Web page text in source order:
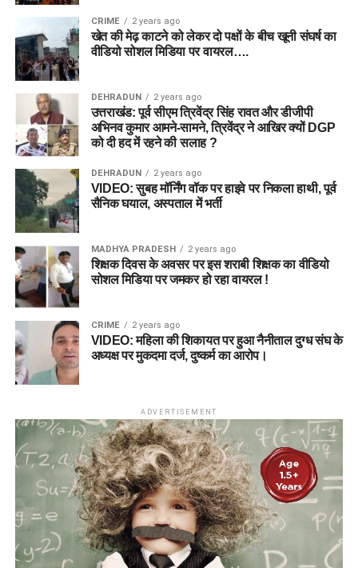
CRIME 2 years ago
खेत की मेढ़ काटने को लेकर दो पक्षों के बीच खूनी संघर्ष का
वीडियो सोशल मिडिया पर वायरल….
DEHRADUN 2 years ago
उत्तराखंड: पूर्व सीएम त्रिवेंद्र सिंह रावत और डीजीपी
अभिनव कुमार आमने-सामने, त्रिवेंद्र ने आखिर क्यों DGP
को दी हद में रहने की सलाह ?
DEHRADUN 2 years ago
VIDEO: सुबह मॉर्निंग वॉक पर हाइवे पर निकला हाथी, पूर्व
सैनिक घयाल, अस्पताल में भर्ती
MADHYA PRADESH 2 years ago
शिक्षक दिवस के अवसर पर इस शराबी शिक्षक का वीडियो
सोशल मिडिया पर जमकर हो रहा वायरल !
CRIME 2 years ago
VIDEO: महिला की शिकायत पर हुआ नैनीताल दुग्ध संघ के
अध्यक्ष पर मुकदमा दर्ज, दुष्कर्म का आरोप।
ADVERTISEMENT